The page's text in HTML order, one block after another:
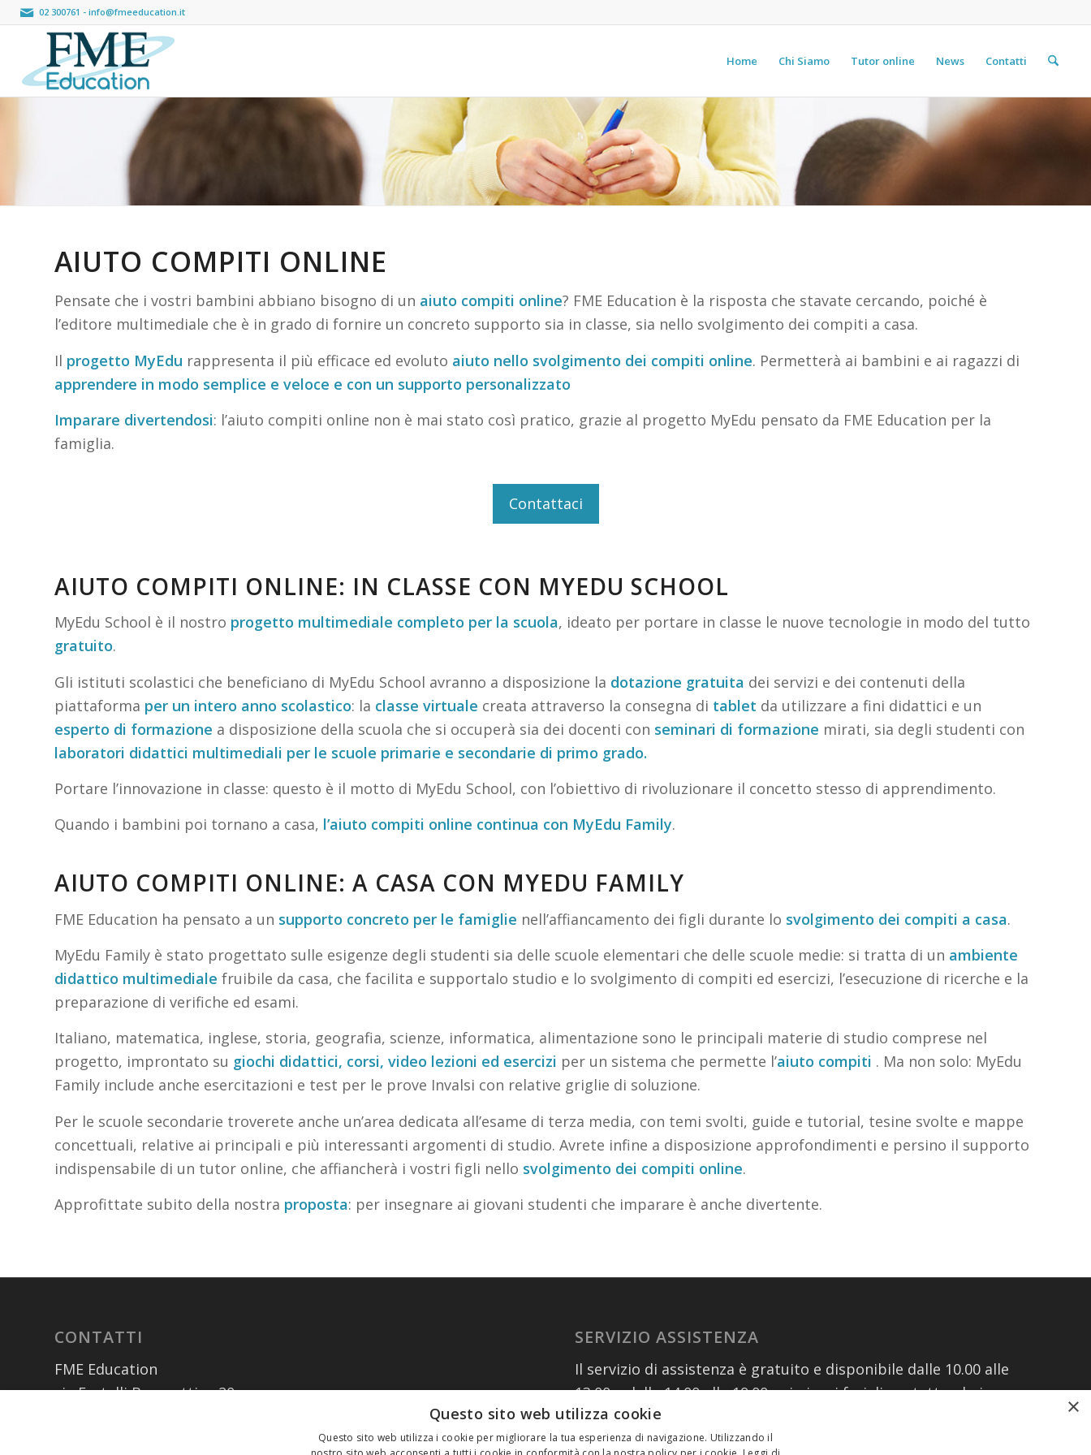
02 300761 - info@fmeeducation.it
Home Chi Siamo Tutor online News Contatti
AIUTO COMPITI ONLINE
Pensate che i vostri bambini abbiano bisogno di un aiuto compiti online? FME Education è la risposta che stavate cercando, poiché è
l’editore multimediale che è in grado di fornire un concreto supporto sia in classe, sia nello svolgimento dei compiti a casa.
Il progetto MyEdu rappresenta il più efficace ed evoluto aiuto nello svolgimento dei compiti online. Permetterà ai bambini e ai ragazzi di
apprendere in modo semplice e veloce e con un supporto personalizzato
Imparare divertendosi: l’aiuto compiti online non è mai stato così pratico, grazie al progetto MyEdu pensato da FME Education per la
famiglia.
Contattaci
AIUTO COMPITI ONLINE: IN CLASSE CON MYEDU SCHOOL
MyEdu School è il nostro progetto multimediale completo per la scuola, ideato per portare in classe le nuove tecnologie in modo del tutto
gratuito.
Gli istituti scolastici che beneficiano di MyEdu School avranno a disposizione la dotazione gratuita dei servizi e dei contenuti della
piattaforma per un intero anno scolastico: la classe virtuale creata attraverso la consegna di tablet da utilizzare a fini didattici e un
esperto di formazione a disposizione della scuola che si occuperà sia dei docenti con seminari di formazione mirati, sia degli studenti con
laboratori didattici multimediali per le scuole primarie e secondarie di primo grado.
Portare l’innovazione in classe: questo è il motto di MyEdu School, con l’obiettivo di rivoluzionare il concetto stesso di apprendimento.
Quando i bambini poi tornano a casa, l’aiuto compiti online continua con MyEdu Family.
AIUTO COMPITI ONLINE: A CASA CON MYEDU FAMILY
FME Education ha pensato a un supporto concreto per le famiglie nell’affiancamento dei figli durante lo svolgimento dei compiti a casa.
MyEdu Family è stato progettato sulle esigenze degli studenti sia delle scuole elementari che delle scuole medie: si tratta di un ambiente
didattico multimediale fruibile da casa, che facilita e supportalo studio e lo svolgimento di compiti ed esercizi, l’esecuzione di ricerche e la
preparazione di verifiche ed esami.
Italiano, matematica, inglese, storia, geografia, scienze, informatica, alimentazione sono le principali materie di studio comprese nel
progetto, improntato su giochi didattici, corsi, video lezioni ed esercizi per un sistema che permette l’aiuto compiti . Ma non solo: MyEdu
Family include anche esercitazioni e test per le prove Invalsi con relative griglie di soluzione.
Per le scuole secondarie troverete anche un’area dedicata all’esame di terza media, con temi svolti, guide e tutorial, tesine svolte e mappe
concettuali, relative ai principali e più interessanti argomenti di studio. Avrete infine a disposizione approfondimenti e persino il supporto
indispensabile di un tutor online, che affiancherà i vostri figli nello svolgimento dei compiti online.
Approfittate subito della nostra proposta: per insegnare ai giovani studenti che imparare è anche divertente.
CONTATTI
FME Education
via Fratelli Bronzetti n. 20
SERVIZIO ASSISTENZA
Il servizio di assistenza è gratuito e disponibile dalle 10.00 alle
13.00 e dalle 14.00 alle 19.00 nei giorni feriali contattando i
numeri:
02 30076303
×
Questo sito web utilizza cookie
Questo sito web utilizza i cookie per migliorare la tua esperienza di navigazione. Utilizzando il